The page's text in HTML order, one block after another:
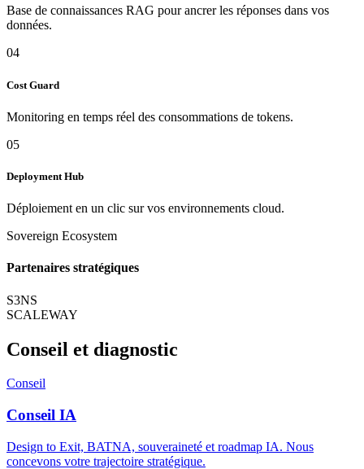
Base de connaissances RAG pour ancrer les réponses dans vos
données.
04
Cost Guard
Monitoring en temps réel des consommations de tokens.
05
Deployment Hub
Déploiement en un clic sur vos environnements cloud.
Sovereign Ecosystem
Partenaires stratégiques
S3NS
SCALEWAY
Conseil et diagnostic
Conseil
Conseil IA
Design to Exit, BATNA, souveraineté et roadmap IA. Nous
concevons votre trajectoire stratégique.